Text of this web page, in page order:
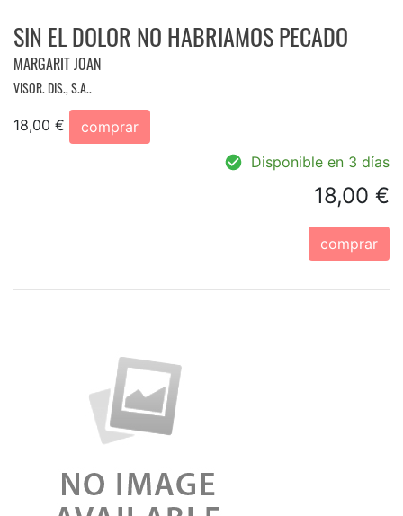
SIN EL DOLOR NO HABRIAMOS PECADO
MARGARIT JOAN
VISOR. DIS., S.A..
18,00 €
comprar
Disponible en 3 días
18,00 €
comprar